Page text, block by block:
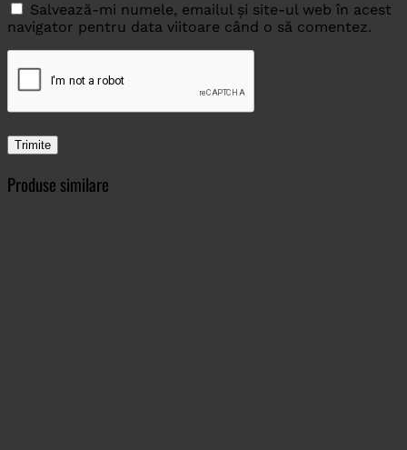
Salvează-mi numele, emailul și site-ul web în acest
navigator pentru data viitoare când o să comentez.
Produse similare